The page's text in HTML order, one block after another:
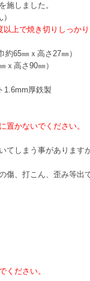
しました。
上で焼き切りしっか
65㎜ｘ高さ27㎜）
高さ90㎜）
厚鉄製
かないでください。
しまう事がありますが
、打こん、歪み等出
ください。